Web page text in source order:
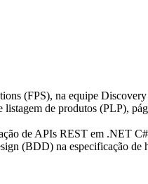
(FPS), na equipe
de produtos (PLP),
de APIs REST em .NET
(BDD) na especificação de